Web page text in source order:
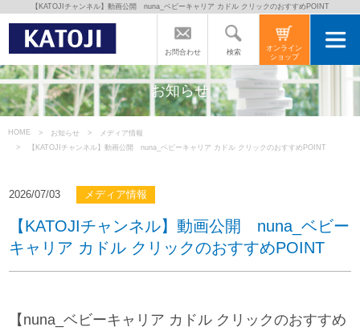
トップページ
カトージの商品
よくあるご質問
お問合わせ 検索
オンライン
ショップ
【KATOJIチャンネル】動画公開 nuna_ベビーキャリア カドル クリックのおすすめPOINT
お知らせ
HOME お知らせ
メディア情報
【KATOJIチャンネル】動画公開 nuna_ベビーキャリア カドル クリックのおすすめPOINT
2026/07/03 メディア情報
【KATOJIチャンネル】動画公開 nuna_ベビー
キャリア カドル クリックのおすすめPOINT
【nuna_ベビーキャリア カドル クリックのおすすめ